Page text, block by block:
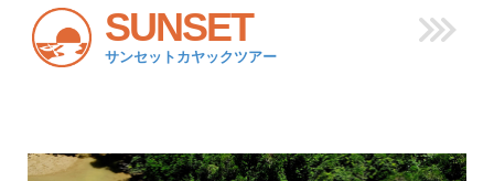
SUNSET
サンセットカヤックツアー